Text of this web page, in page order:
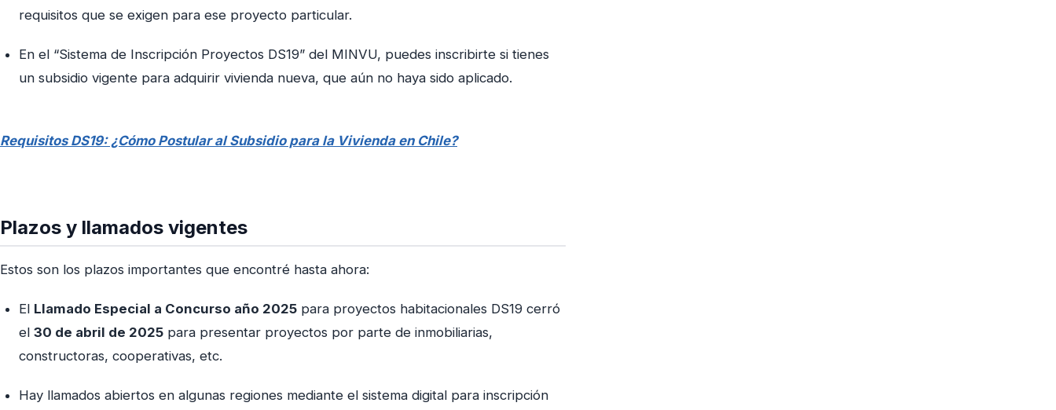
requisitos que se exigen para ese proyecto particular.
En el “Sistema de Inscripción Proyectos DS19” del MINVU, puedes inscribirte si tienes
un subsidio vigente para adquirir vivienda nueva, que aún no haya sido aplicado.
Requisitos DS19: ¿Cómo Postular al Subsidio para la Vivienda en Chile?
Plazos y llamados vigentes
Estos son los plazos importantes que encontré hasta ahora:
El Llamado Especial a Concurso año 2025 para proyectos habitacionales DS19 cerró
el 30 de abril de 2025 para presentar proyectos por parte de inmobiliarias,
constructoras, cooperativas, etc.
Hay llamados abiertos en algunas regiones mediante el sistema digital para inscripción